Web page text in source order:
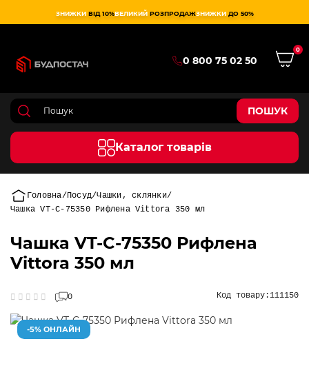
ЗНИЖКИ ВІД 10%ВЕЛИКИЙ РОЗПРОДАЖЗНИЖКИ ДО 50%
0 800 75 02 50
0
ПОШУК
Каталог товарів
Головна Посуд Чашки, склянки
Чашка VT-C-75350 Рифлена Vittora 350 мл
Чашка VT-C-75350 Рифлена
Vittora 350 мл
0 Код товару:111150
-5% ОНЛАЙН